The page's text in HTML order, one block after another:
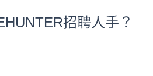
招聘人手？